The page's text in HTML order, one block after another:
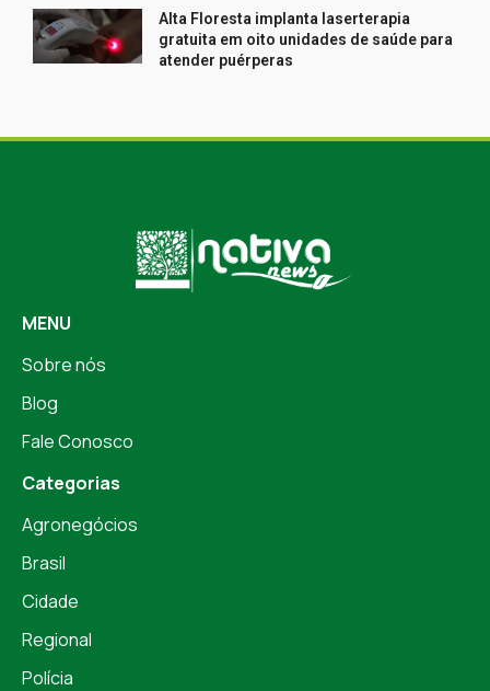
Alta Floresta implanta laserterapia
gratuita em oito unidades de saúde para
atender puérperas
MENU
Sobre nós
Blog
Fale Conosco
Categorias
Agronegócios
Brasil
Cidade
Regional
Polícia